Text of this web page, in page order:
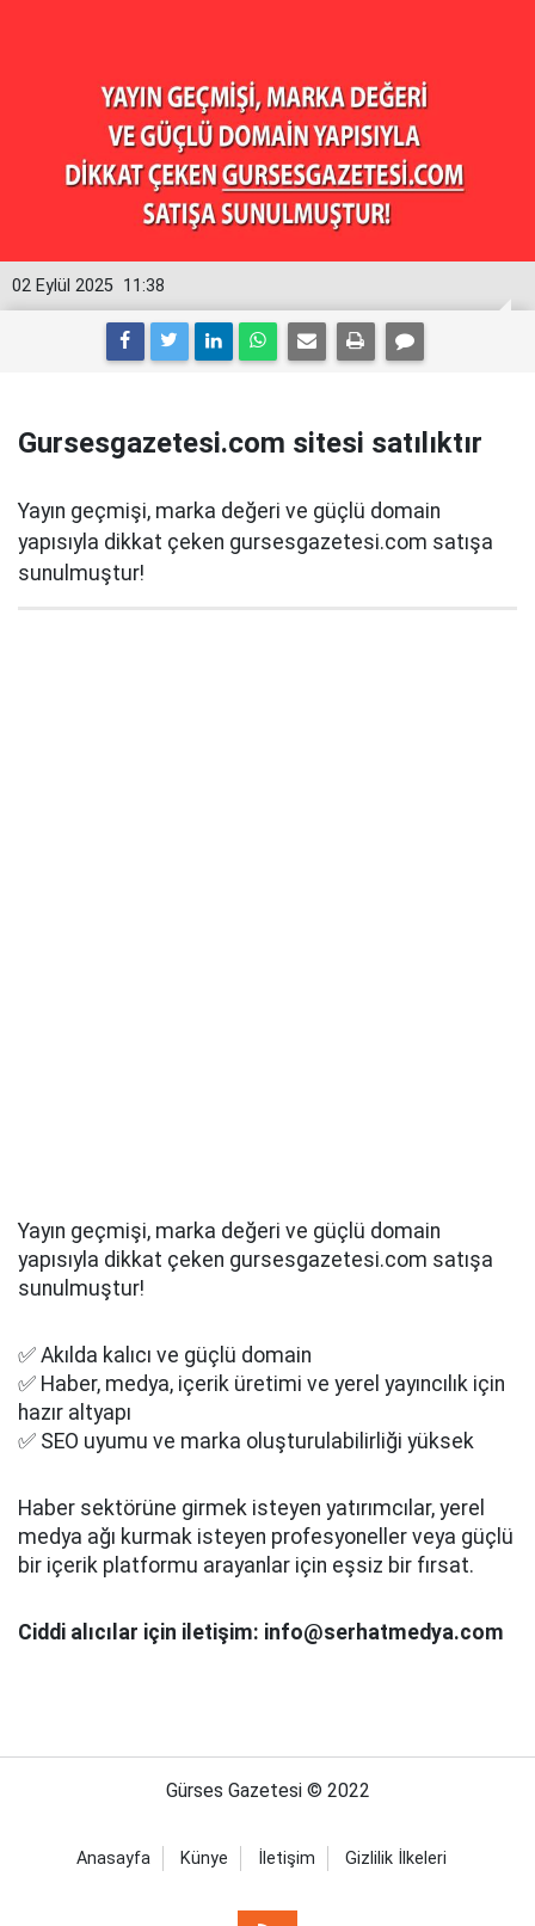
11:38
02 Eylül 2025
Gursesgazetesi.com sitesi satılıktır
Yayın geçmişi, marka değeri ve güçlü domain
yapısıyla dikkat çeken gursesgazetesi.com satışa
sunulmuştur!
Yayın geçmişi, marka değeri ve güçlü domain
yapısıyla dikkat çeken gursesgazetesi.com satışa
sunulmuştur!
✅ Akılda kalıcı ve güçlü domain
✅ Haber, medya, içerik üretimi ve yerel yayıncılık için
hazır altyapı
✅ SEO uyumu ve marka oluşturulabilirliği yüksek
Haber sektörüne girmek isteyen yatırımcılar, yerel
medya ağı kurmak isteyen profesyoneller veya güçlü
bir içerik platformu arayanlar için eşsiz bir fırsat.
Ciddi alıcılar için iletişim: info@serhatmedya.com
Gürses Gazetesi © 2022
Anasayfa Künye İletişim Gizlilik İlkeleri